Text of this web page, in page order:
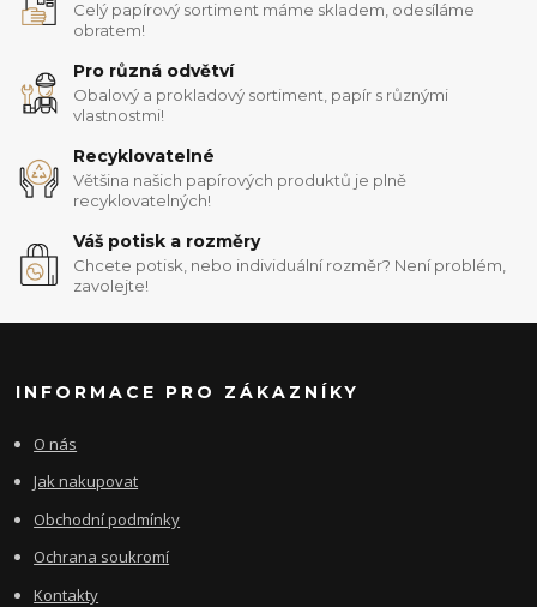
Celý papírový sortiment máme skladem, odesíláme
obratem!
Pro různá odvětví
Obalový a prokladový sortiment, papír s různými
vlastnostmi!
Recyklovatelné
Většina našich papírových produktů je plně
recyklovatelných!
Váš potisk a rozměry
Chcete potisk, nebo individuální rozměr? Není problém,
zavolejte!
INFORMACE PRO ZÁKAZNÍKY
O nás
Jak nakupovat
Obchodní podmínky
Ochrana soukromí
Kontakty